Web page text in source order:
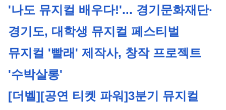
'나도 뮤지컬 배우다!'... 경기문화재단·
경기도, 대학생 뮤지컬 페스티벌
뮤지컬 '빨래' 제작사, 창작 프로젝트
'수박살롱'
[더벨][공연 티켓 파워]3분기 뮤지컬